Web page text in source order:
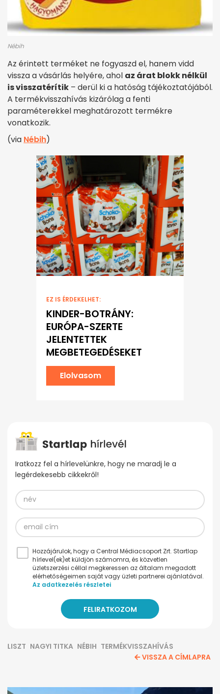
Nébih
Az érintett terméket ne fogyaszd el, hanem vidd
vissza a vásárlás helyére, ahol az árat blokk nélkül
is visszatérítik – derül ki a hatóság tájékoztatójából.
A termékvisszahívás kizárólag a fenti
paraméterekkel meghatározott termékre
vonatkozik.
(via Nébih)
EZ IS ÉRDEKELHET:
KINDER-BOTRÁNY:
EURÓPA-SZERTE
JELENTETTEK
MEGBETEGEDÉSEKET
Elolvasom
Iratkozz fel a hírlevelünkre, hogy ne maradj le a
legérdekesebb cikkekről!
Hozzájárulok, hogy a Central Médiacsoport Zrt. Startlap
hírlevel(ek)et küldjön számomra, és közvetlen
üzletszerzési céllal megkeressen az általam megadott
elérhetőségeimen saját vagy üzleti partnerei ajánlatával.
Az adatkezelés részletei
LISZT NAGYI TITKA NÉBIH TERMÉKVISSZAHÍVÁS
VISSZA A CÍMLAPRA